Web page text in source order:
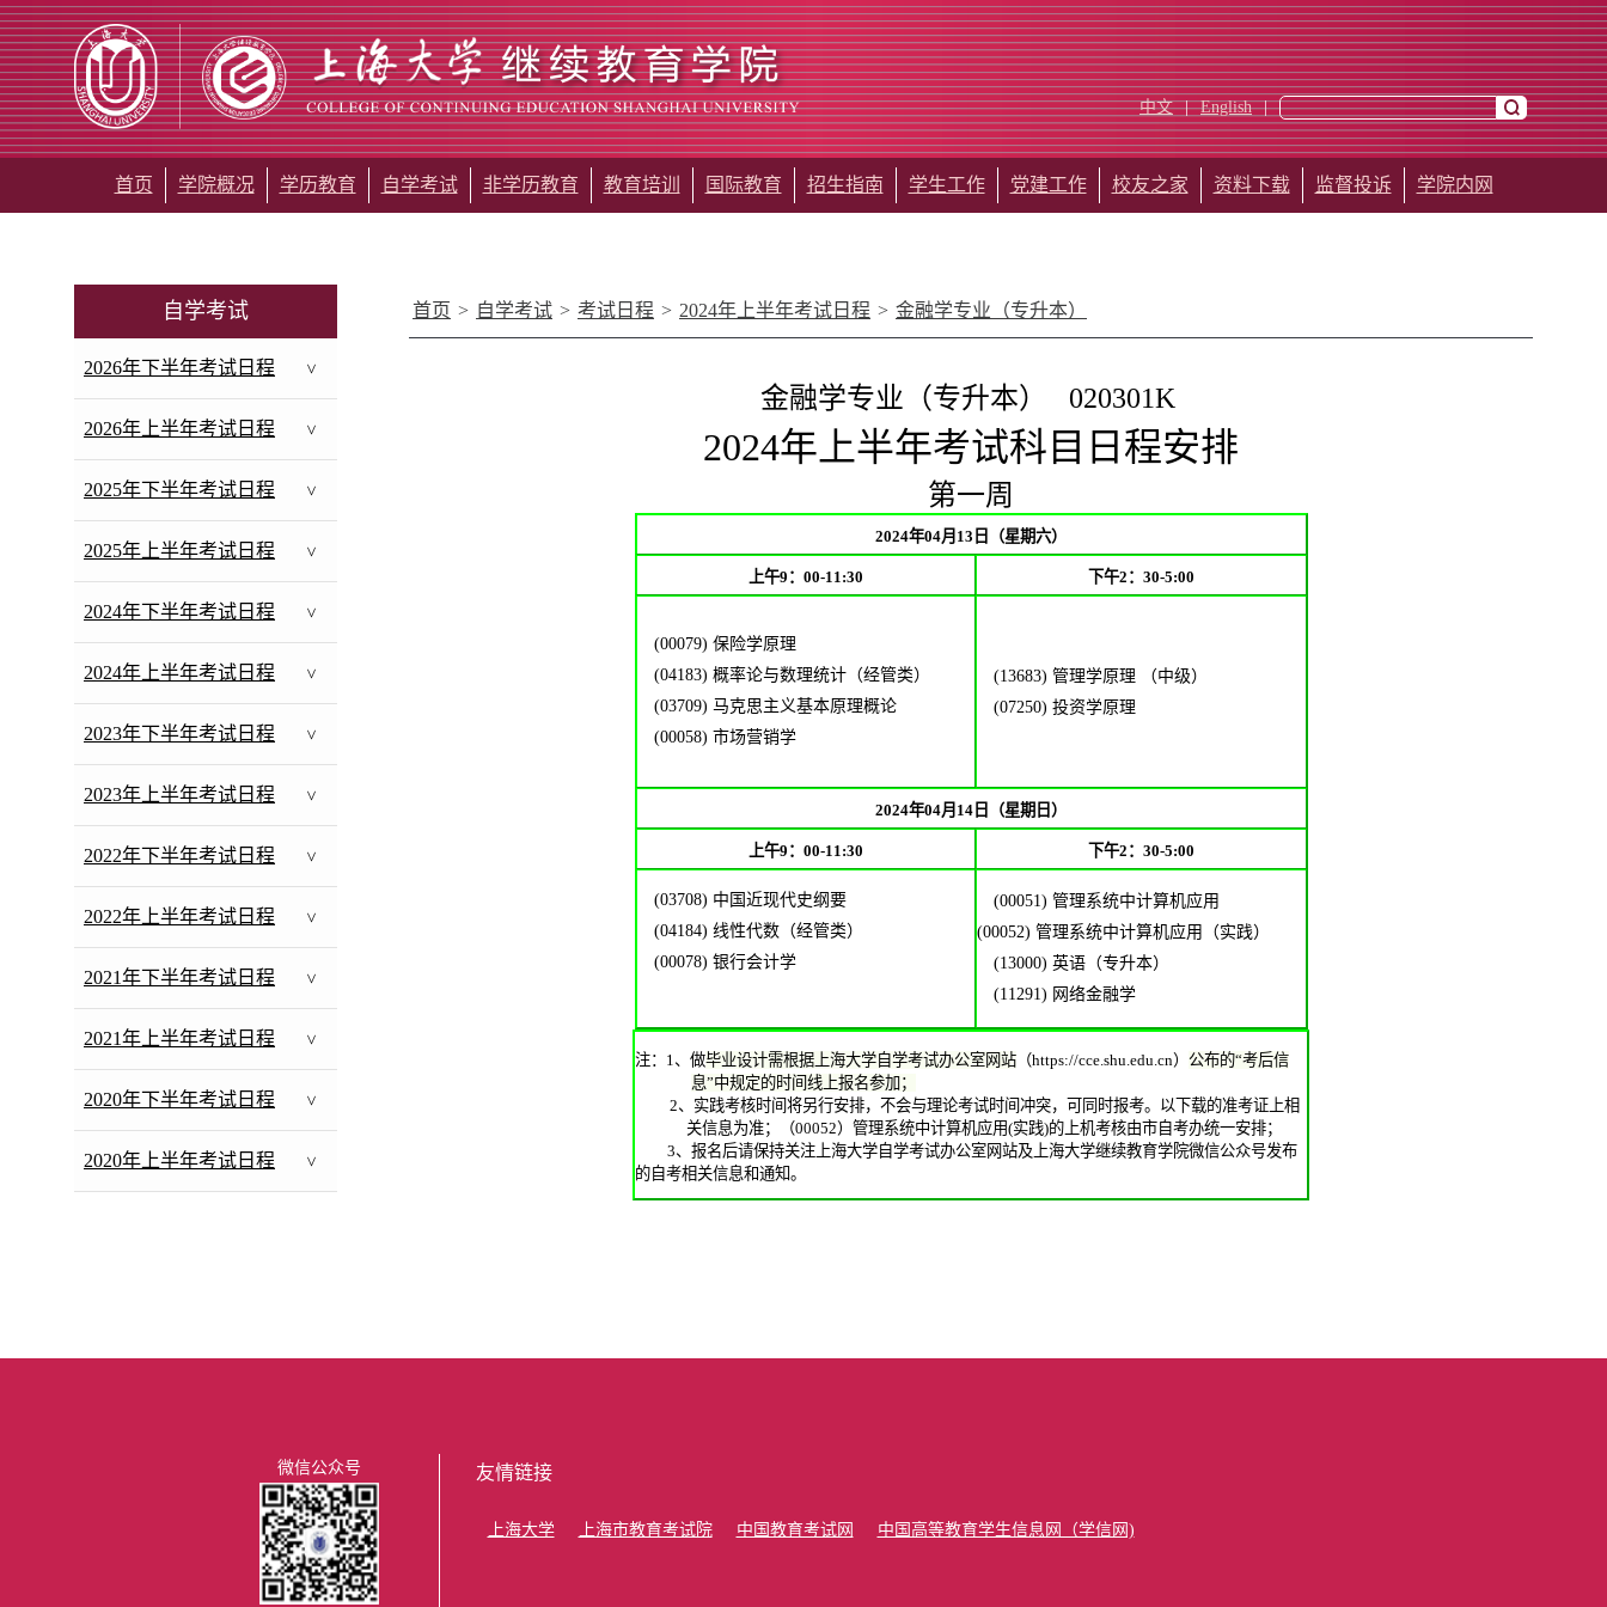
中文 | English |
首页 学院概况 学历教育 自学考试 非学历教育 教育培训 国际教育 招生指南 学生工作 党建工作 校友之家 资料下载 监督投诉 学院内网
自学考试
2026年下半年考试日程 >
2026年上半年考试日程 >
2025年下半年考试日程 >
2025年上半年考试日程 >
2024年下半年考试日程 >
2024年上半年考试日程 >
2023年下半年考试日程 >
2023年上半年考试日程 >
2022年下半年考试日程 >
2022年上半年考试日程 >
2021年下半年考试日程 >
2021年上半年考试日程 >
2020年下半年考试日程 >
2020年上半年考试日程 >
首页 > 自学考试 > 考试日程 > 2024年上半年考试日程 > 金融学专业（专升本）
金融学专业（专升本） 020301K
2024年上半年考试科目日程安排
第一周
2024年04月13 日（星期六）
上午9：00-11:30 下午2：30-5:00
(00079) 保险学原理
(04183) 概率论与数理统计（经管类）
(03709) 马克思主义基本原理概论
(00058) 市场营销学
(13683) 管理学原理 （中级）
(07250) 投资学原理
2024年04月14 日（星期日）
上午9：00-11:30 下午2：30-5:00
(03708) 中国近现代史纲要
(04184) 线性代数（经管类）
(00078) 银行会计学
(00051) 管理系统中计算机应用
(00052) 管理系统中计算机应用（实践）
(13000) 英语（专升本）
(11291) 网络金融学
注： 1、做毕业设计需根据上海大学自学考试办公室网站 （https://cce.shu.edu.cn）公布的“考后信
息”中规定的时间线上报名参加；
2、 实践考核时间将另行安排，不会与理论考试时间冲突，可同时报考。 以下载的准考证上相
关信息为准；
（00052）管理系统中计算机应用(实践)的上机考核由市自考办统一安排；
3、报名后请保持关注上海大学自学考试办公室网站及上海大学继续教育学院微信公众号发布
的自考相关信息和通知。
微信公众号 友情链接
上海大学 上海市教育考试院 中国教育考试网 中国高等教育学生信息网（学信网)